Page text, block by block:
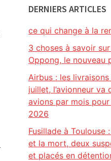
DERNIERS ARTICLES
ce qui change à la
3 choses à savoir
Oppong, le nouveau
Airbus : les
juillet, l’avionneur
avions par mois
2026
Fusillade à Toulouse
et la mort, deux
et placés en